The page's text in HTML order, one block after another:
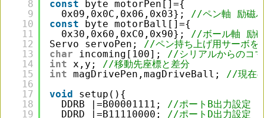
8
9
10
11
12
13
14
15
16
17
18
19
const
byte motorPen[]={
0x09,0x0C,0x06,0x03};
//ペン軸 励磁
const
byte motorBall[]={
0x30,0x60,0xC0,0x90};
//ボール軸 励
Servo servoPen;
//ペン持ち上げ用サーボを
char
incoming[100];
//シリアルからのコ
int
x,y;
//移動先座標と差分
int magDrivePen,magDriveBall;
//現在
void
setup(){
DDRB |=B00001111;
//ポートB出力設定
DDRD |=B11110000;
//ポートD出力設定